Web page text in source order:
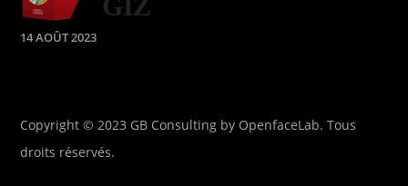
14 AOÛT 2023
Copyright © 2023 GB Consulting by OpenfaceLab. Tous
droits réservés.